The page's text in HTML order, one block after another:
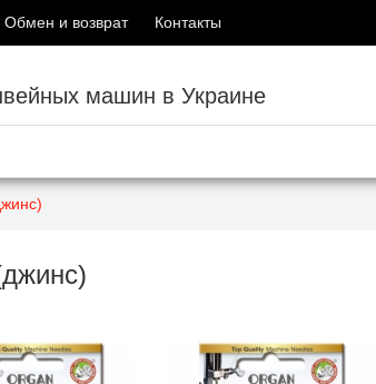
Обмен и возврат Контакты
машин в Украине